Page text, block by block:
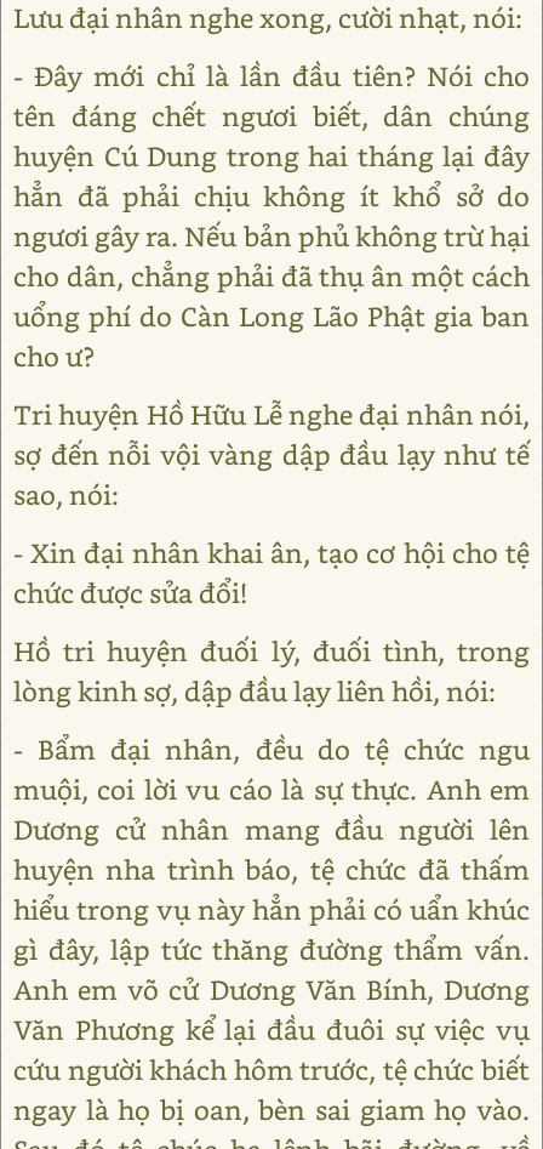
Lưu đại nhân nghe xong, cười nhạt, nói:
- Đây mới chỉ là lần đầu tiên? Nói cho
tên đáng chết ngươi biết, dân chúng
huyện Cú Dung trong hai tháng lại đây
hẳn đã phải chịu không ít khổ sở do
ngươi gây ra. Nếu bản phủ không trừ hại
cho dân, chẳng phải đã thụ ân một cách
uổng phí do Càn Long Lão Phật gia ban
cho ư?
Tri huyện Hồ Hữu Lễ nghe đại nhân nói,
sợ đến nỗi vội vàng dập đầu lạy như tế
sao, nói:
- Xin đại nhân khai ân, tạo cơ hội cho tệ
chức được sửa đổi!
Hồ tri huyện đuối lý, đuối tình, trong
lòng kinh sợ, dập đầu lạy liên hồi, nói:
- Bẩm đại nhân, đều do tệ chức ngu
muội, coi lời vu cáo là sự thực. Anh em
Dương cử nhân mang đầu người lên
huyện nha trình báo, tệ chức đã thấm
hiểu trong vụ này hẳn phải có uẩn khúc
gì đây, lập tức thăng đường thẩm vấn.
Anh em võ cử Dương Văn Bính, Dương
Văn Phương kể lại đầu đuôi sự việc vụ
cứu người khách hôm trước, tệ chức biết
ngay là họ bị oan, bèn sai giam họ vào.